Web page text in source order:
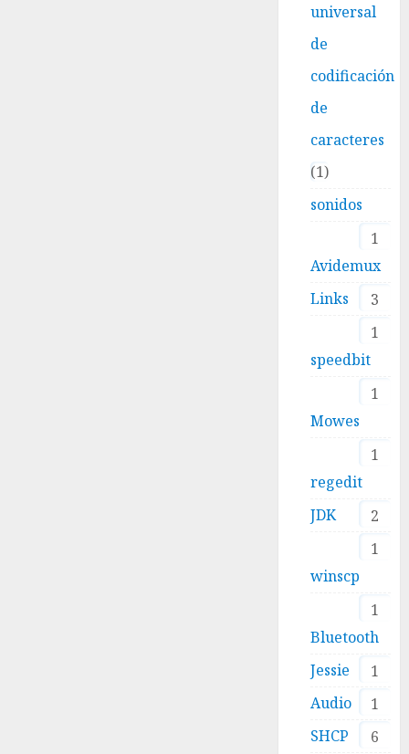
universal
de
codificación
de
caracteres
1
sonidos
1
Avidemux
3
Links
1
speedbit
1
Mowes
1
regedit
2
JDK
1
winscp
1
Bluetooth
1
Jessie
1
Audio
6
SHCP